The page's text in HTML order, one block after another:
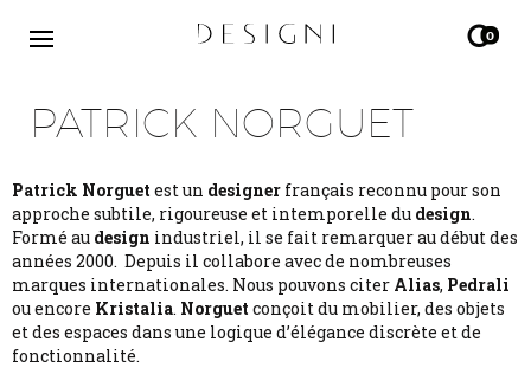
0
PATRICK NORGUET
Patrick Norguet est un designer français reconnu pour son
approche subtile, rigoureuse et intemporelle du design.
Formé au design industriel, il se fait remarquer au début des
années 2000. Depuis il collabore avec de nombreuses
marques internationales. Nous pouvons citer Alias, Pedrali
ou encore Kristalia. Norguet conçoit du mobilier, des objets
et des espaces dans une logique d’élégance discrète et de
fonctionnalité.